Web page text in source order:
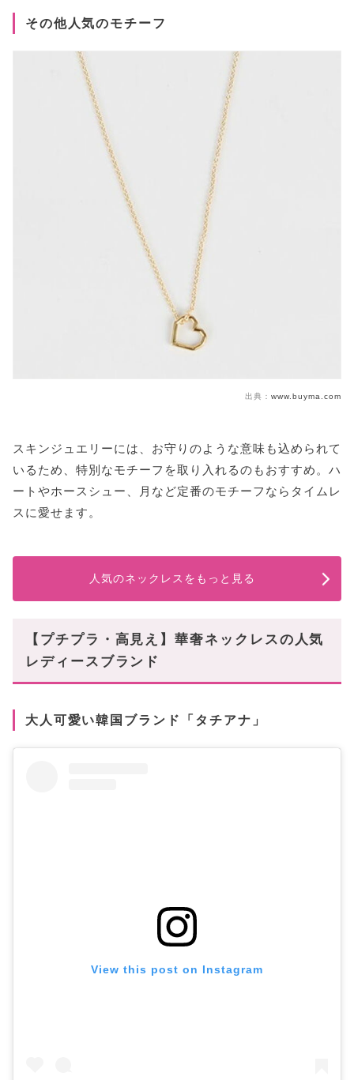
その他人気のモチーフ
出典： www.buyma.com
スキンジュエリーには、お守りのような意味も込められて
いるため、特別なモチーフを取り入れるのもおすすめ。ハ
ートやホースシュー、月など定番のモチーフならタイムレ
スに愛せます。
人気のネックレスをもっと見る
【プチプラ・高見え】華奢ネックレスの人気
レディースブランド
大人可愛い韓国ブランド「タチアナ」
View this post on Instagram